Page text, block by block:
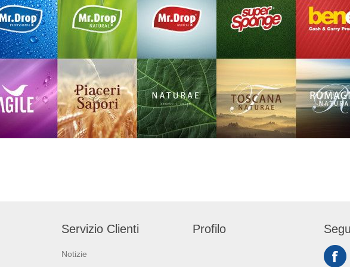
Servizio Clienti
Notizie
Profilo